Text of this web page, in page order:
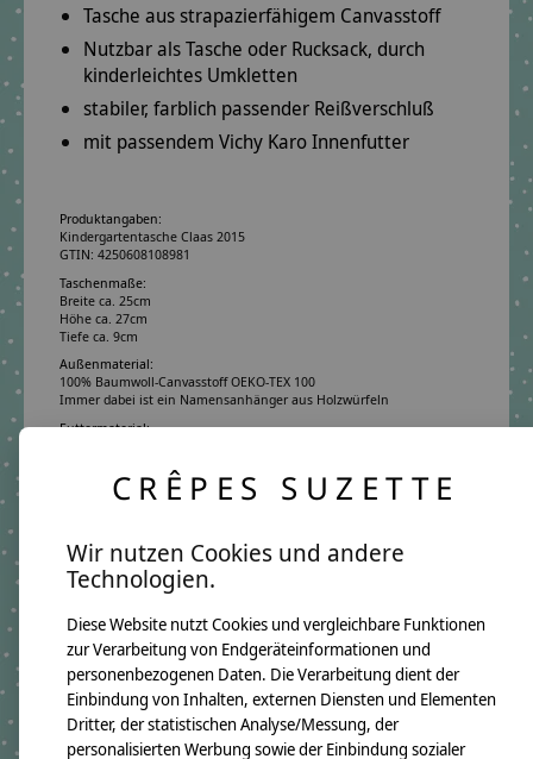
Tasche ausstrapazierfähigem Canvasstoff
Nutzbar alsTasche oder Rucksack, durch
kinderleichtes Umkletten
stabiler, farblich passender Reißverschluß
mit passendem Vichy Karo Innenfutter
Produktangaben:
Kindergartentasche Claas 2015
GTIN: 4250608108981
Taschenmaße:
Breite ca. 25cm
Höhe ca. 27cm
Tiefe ca. 9cm
Außenmaterial:
100% Baumwoll-Canvasstoff OEKO-TEX 100
Immer dabei ist ein Namensanhänger aus Holzwürfeln
Futtermaterial:
Waschbar bei 30°C Schonwäsche, nicht trocknergeeignet
geeignet.
Angaben zum Hersteller:
crêpes suzette GmbH & Co. KG
Sülzburgstraße 108
50937 Köln
E-Mail:info@crepes-suzette.net
Tel.:+49 221 2616939
CRÊPES SUZETTE
Wir nutzen Cookies und andere
Technologien.
Diese Website nutzt Cookies und vergleichbare Funktionen
zur Verarbeitung von Endgeräteinformationen und
personenbezogenen Daten. Die Verarbeitung dient der
Einbindung von Inhalten, externen Diensten und Elementen
Dritter, der statistischen Analyse/Messung, der
personalisierten Werbung sowie der Einbindung sozialer